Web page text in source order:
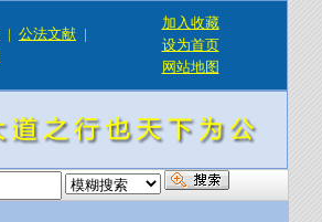
| 公法文献 |
加入收藏
设为首页
网站地图